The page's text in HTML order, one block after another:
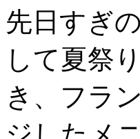
先日すぎ
して夏祭
き、フラ